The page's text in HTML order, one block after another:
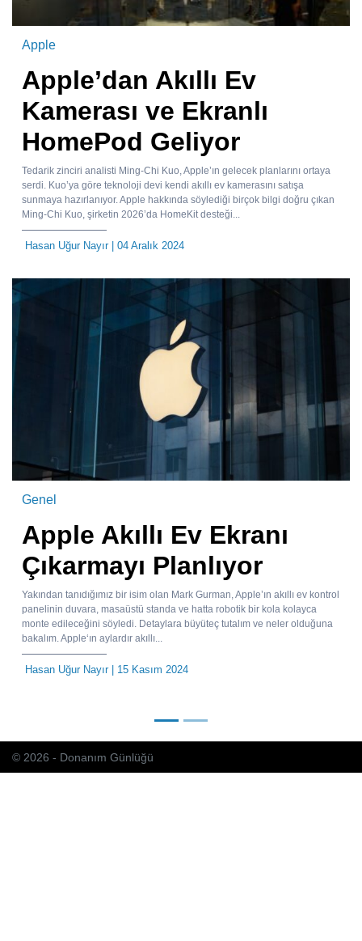
Apple
Apple’dan Akıllı Ev
Kamerası ve Ekranlı
HomePod Geliyor
Tedarik zinciri analisti Ming-Chi Kuo, Apple’ın gelecek planlarını ortaya
serdi. Kuo’ya göre teknoloji devi kendi akıllı ev kamerasını satışa
sunmaya hazırlanıyor. Apple hakkında söylediği birçok bilgi doğru çıkan
Ming-Chi Kuo, şirketin 2026’da HomeKit desteği...
Hasan Uğur Nayır| 04 Aralık 2024
Genel
Apple Akıllı Ev Ekranı
Çıkarmayı Planlıyor
Yakından tanıdığımız bir isim olan Mark Gurman, Apple’ın akıllı ev kontrol
panelinin duvara, masaüstü standa ve hatta robotik bir kola kolayca
monte edileceğini söyledi. Detaylara büyüteç tutalım ve neler olduğuna
bakalım. Apple‘ın aylardır akıllı...
Hasan Uğur Nayır| 15 Kasım 2024
© 2026 - Donanım Günlüğü